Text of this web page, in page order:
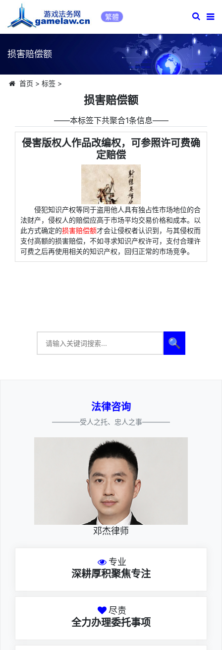
繁體
损害赔偿额
首页 > 标签>
损害赔偿额
――本标签下共聚合1条信息――
侵害版权人作品改编权，可参照许可费确
定赔偿
侵犯知识产权等同于盗用他人具有独占性市场地位的合
法财产，侵权人的赔偿应高于市场平均交易价格和成本。以
此方式确定的损害赔偿额才会让侵权者认识到，与其侵权而
支付高额的损害赔偿，不如寻求知识产权许可，支付合理许
可费之后再使用相关的知识产权，回归正常的市场竞争。
🔍
法律咨询
————受人之托、忠人之事————
邓杰律师
专业
深耕厚积聚焦专注
尽责
全力办理委托事项